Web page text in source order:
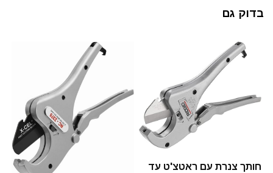
בדוק גם
חותך צנרת עם ראטצ'ט עד